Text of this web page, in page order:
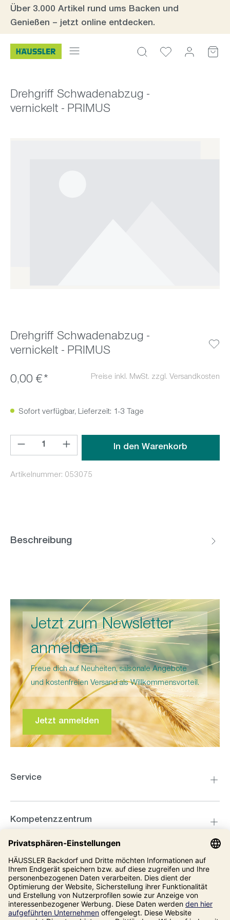
Zum Hauptinhalt springen
Über 3.000 Artikel rund ums Backen und
Genießen – jetzt online entdecken.
Drehgriff Schwadenabzug -
vernickelt - PRIMUS
Drehgriff Schwadenabzug -
vernickelt - PRIMUS
0,00 €* Preise inkl. MwSt. zzgl. Versandkosten
Sofort verfügbar, Lieferzeit: 1-3 Tage
Produkt Anzahl: Gib den gewünschten Wert ein oder
In den Warenkorb
Artikelnummer: 053075
Beschreibung
Jetzt zum Newsletter
anmelden
Freue dich auf Neuheiten, saisonale Angebote
und kostenfreien Versand als Willkommensvorteil.
Jetzt anmelden
Service
Kompetenzzentrum
Informationen
Unsere Adresse